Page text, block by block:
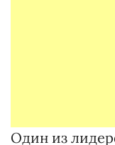
Один из